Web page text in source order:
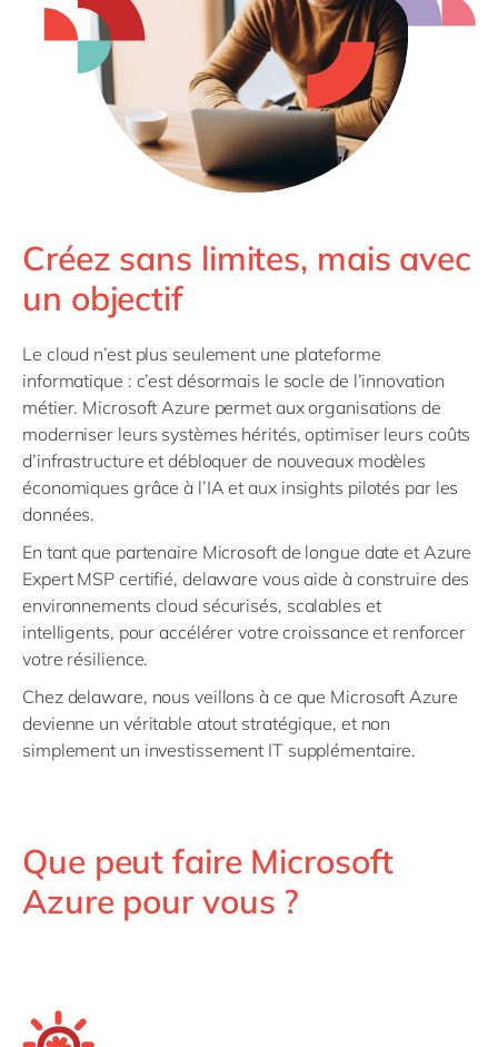
Philippines
Singapore
Créez sans limites, mais avec
un objectif
Le cloud n’est plus seulement une plateforme
informatique : c’est désormais le socle de l’innovation
métier. Microsoft Azure permet aux organisations de
moderniser leurs systèmes hérités, optimiser leurs coûts
d’infrastructure et débloquer de nouveaux modèles
économiques grâce à l’IA et aux insights pilotés par les
données.
En tant que partenaire Microsoft de longue date et Azure
Expert MSP certifié, delaware vous aide à construire des
environnements cloud sécurisés, scalables et
intelligents, pour accélérer votre croissance et renforcer
votre résilience.
Chez delaware, nous veillons à ce que Microsoft Azure
devienne un véritable atout stratégique, et non
simplement un investissement IT supplémentaire.
Que peut faire Microsoft
Azure pour vous ?